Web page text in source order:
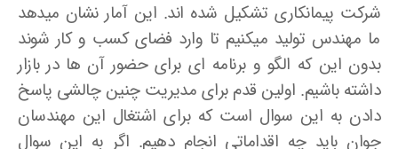
شرکت پیمانکاری تشکیل شده ­اند. این آمار نشان می­دهد
ما مهندس تولید می­کنیم تا وارد فضای کسب و کار شوند
بدون این که الگو و برنامه­ ای برای حضور آن ها در بازار
داشته باشیم. اولین قدم برای مدیریت چنین چالشی پاسخ
دادن به این سوال است که برای اشتغال این مهندسان
جوان باید چه اقداماتی انجام دهیم. اگر به این سوال